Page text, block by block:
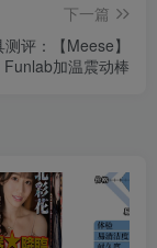
下一篇
评：【Meese】
Funlab加温震动棒